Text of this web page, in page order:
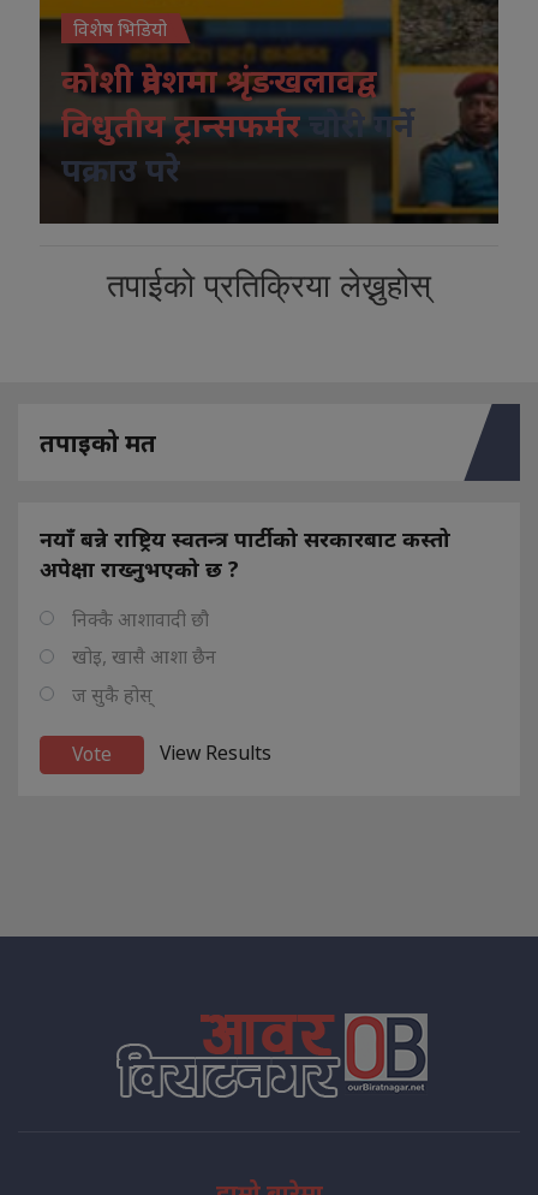
विशेष भिडियो
कोशी प्रदेशमा श्रृंङखलावद्व
विधुतीय ट्रान्सफर्मर
चोरी गर्ने
पक्राउ परे
तपाईको प्रतिक्रिया लेख्नुहोस्
तपाइको मत
नयाँ बन्ने राष्ट्रिय स्वतन्त्र पार्टीको सरकारबाट कस्तो
अपेक्षा राख्नुभएको छ ?
निक्कै आशावादी छौ
खोइ, खासै आशा छैन
ज सुकै होस्
View Results